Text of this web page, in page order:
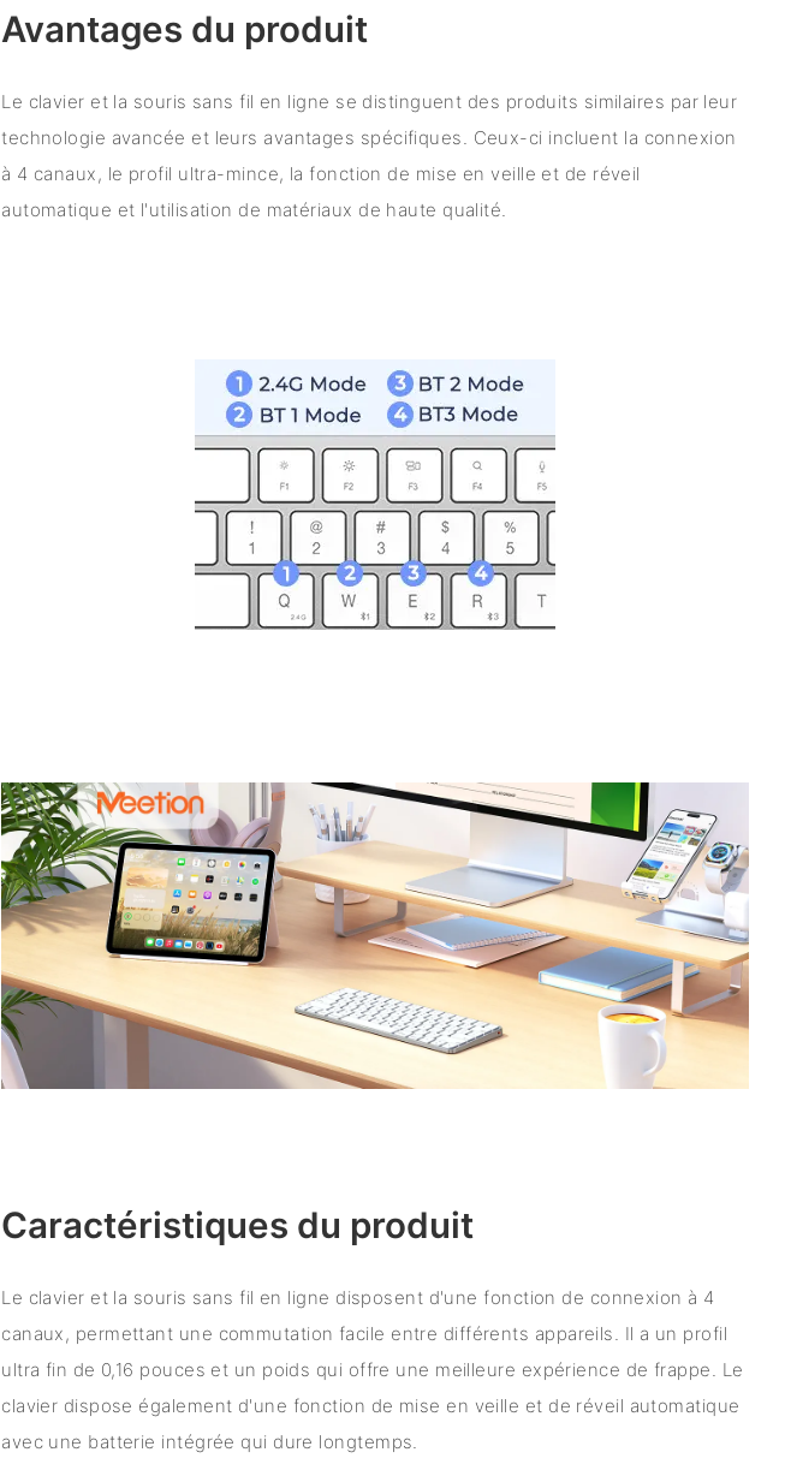
Avantages du produit
Le clavier et la souris sans fil en ligne se distinguent des produits similaires par leur
technologie avancée et leurs avantages spécifiques. Ceux-ci incluent la connexion
à 4 canaux, le profil ultra-mince, la fonction de mise en veille et de réveil
automatique et l'utilisation de matériaux de haute qualité.
Caractéristiques du produit
Le clavier et la souris sans fil en ligne disposent d'une fonction de connexion à 4
canaux, permettant une commutation facile entre différents appareils. Il a un profil
ultra fin de 0,16 pouces et un poids qui offre une meilleure expérience de frappe. Le
clavier dispose également d'une fonction de mise en veille et de réveil automatique
avec une batterie intégrée qui dure longtemps.